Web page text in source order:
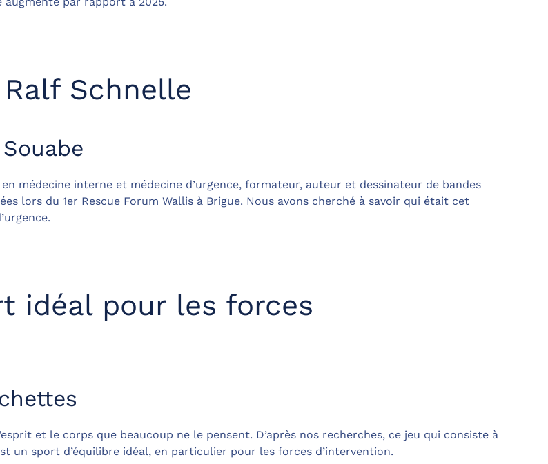
Schnelle
médecine interne et médecine d’urgence, formateur, auteur et dessinateur de bandes
lors du 1er Rescue Forum Wallis à Brigue. Nous avons cherché à savoir qui était cet
idéal pour les forces
et le corps que beaucoup ne le pensent. D’après nos recherches, ce jeu qui consiste à
un sport d’équilibre idéal, en particulier pour les forces d’intervention.